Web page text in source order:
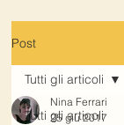
Post
Tutti gli articoli
Tutti gli articoli
Nina Ferrari
25 giu 2017